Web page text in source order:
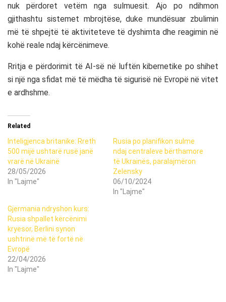
nuk përdoret vetëm nga sulmuesit. Ajo po ndihmon
gjithashtu sistemet mbrojtëse, duke mundësuar zbulimin
më të shpejtë të aktiviteteve të dyshimta dhe reagimin në
kohë reale ndaj kërcënimeve.
Rritja e përdorimit të AI-së në luftën kibernetike po shihet
si një nga sfidat më të mëdha të sigurisë në Evropë në vitet
e ardhshme.
Related
Inteligjenca britanike: Rreth
500 mijë ushtarë rusë janë
vrarë në Ukrainë
28/05/2026
In "Lajme"
Rusia po planifikon sulme
ndaj centraleve bërthamore
të Ukrainës, paralajmëron
Zelensky
06/10/2024
In "Lajme"
Gjermania ndryshon kurs:
Rusia shpallet kërcënimi
kryesor, Berlini synon
ushtrinë më të fortë në
Evropë
22/04/2026
In "Lajme"